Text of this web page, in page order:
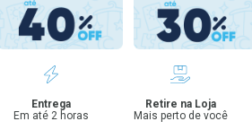
Entrega
Em até 2 horas
Retire na Loja
Mais perto de você